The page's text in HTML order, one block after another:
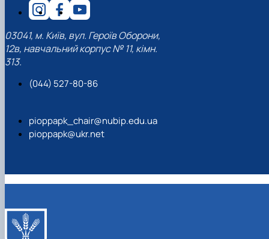
03041, м. Київ, вул. Героїв Оборони,
12в, навчальний корпус № 11, кімн.
313.
(044) 527-80-86
pioppapk_chair@nubip.edu.ua
pioppapk@ukr.net